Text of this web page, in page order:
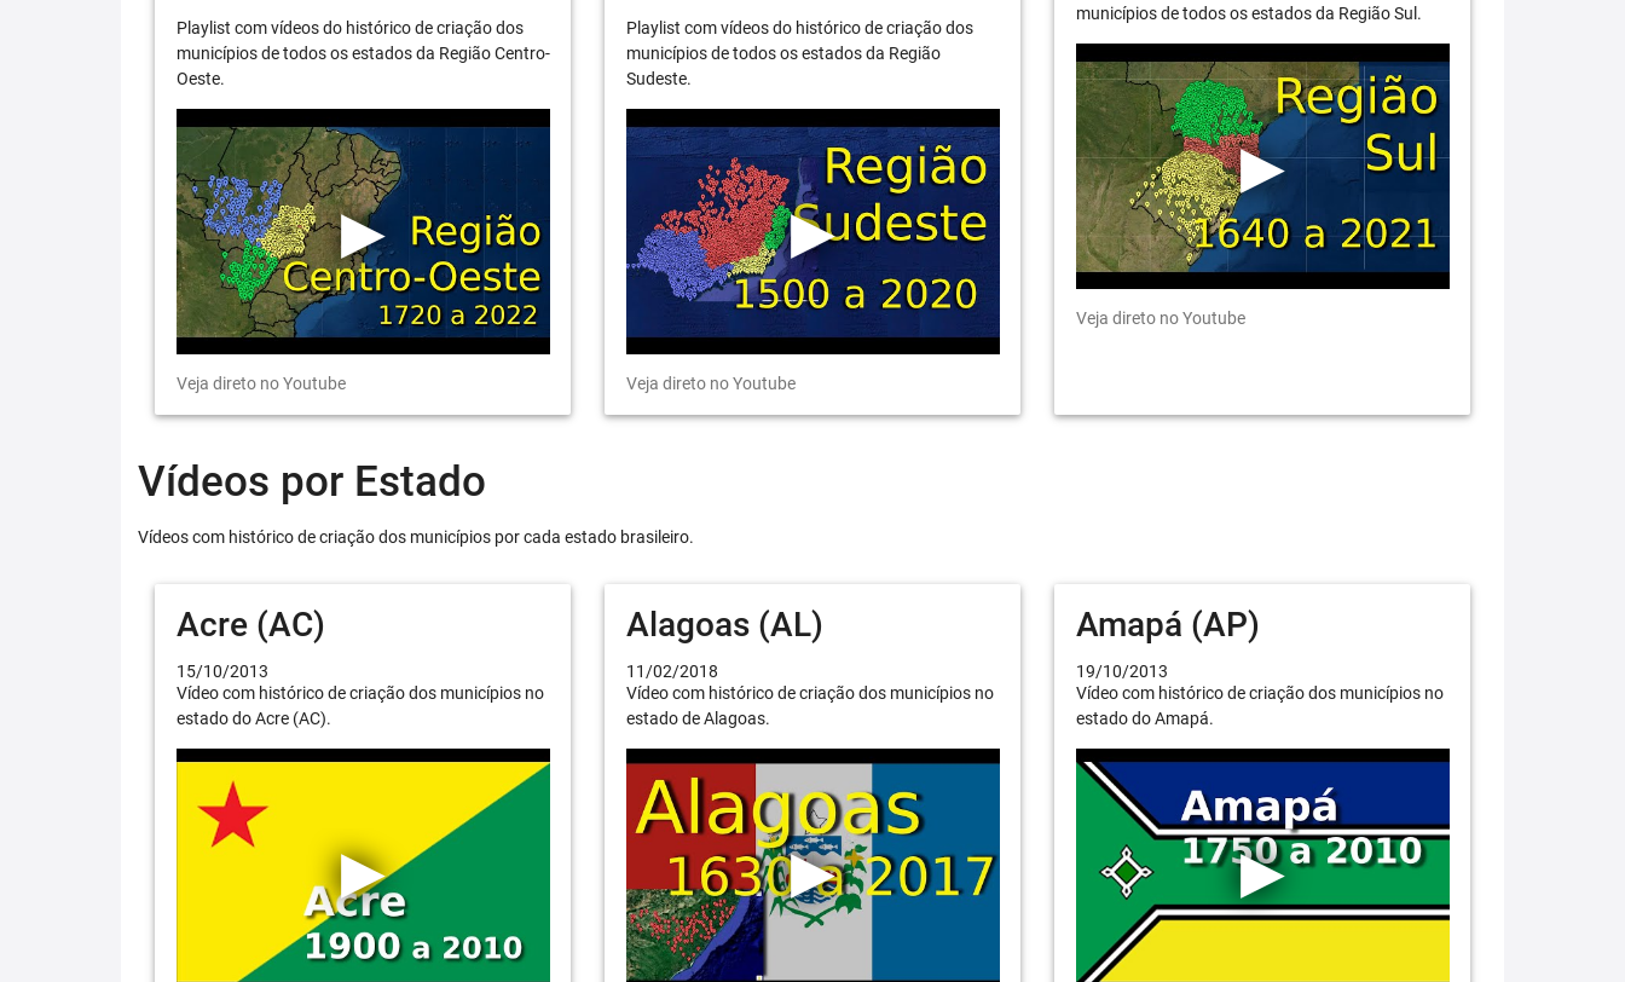
Playlist com vídeos do histórico de criação dos
municípios de todos os estados da Região Centro-
Oeste.
Veja direto no Youtube
Playlist com vídeos do histórico de criação dos
municípios de todos os estados da Região
Sudeste.
Veja direto no Youtube
municípios de todos os estados da Região Sul.
Veja direto no Youtube
Vídeos por Estado
Vídeos com histórico de criação dos municípios por cada estado brasileiro.
Acre (AC)
15/10/2013
Vídeo com histórico de criação dos municípios no
estado do Acre (AC).
Alagoas (AL)
11/02/2018
Vídeo com histórico de criação dos municípios no
estado de Alagoas.
Amapá (AP)
19/10/2013
Vídeo com histórico de criação dos municípios no
estado do Amapá.